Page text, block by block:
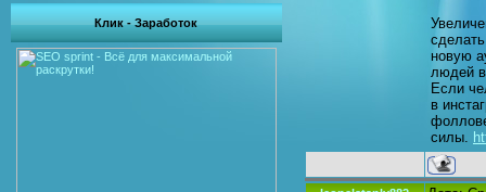
Клик - Заработок
новую
людей
Если
в
силы.